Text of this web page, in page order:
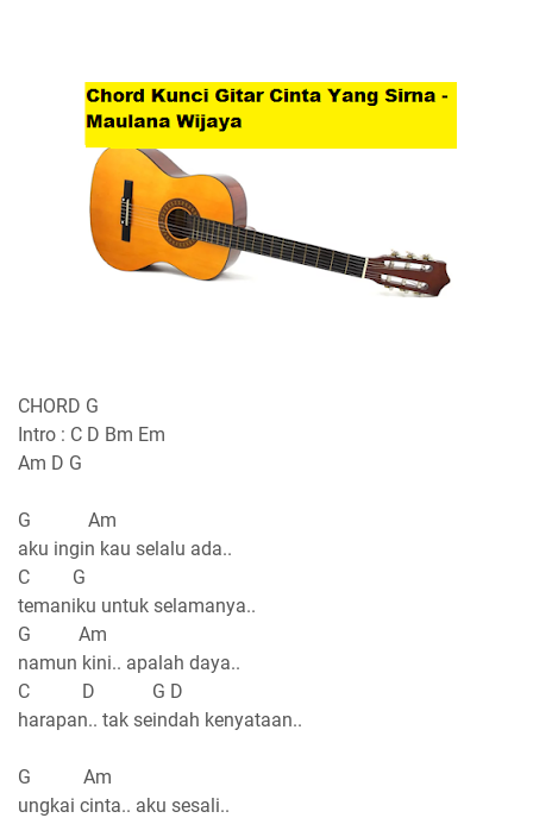
CHORD G
Intro : C D Bm Em
Am D G
G Am
aku ingin kau selalu ada..
C G
temaniku untuk selamanya..
G Am
namun kini.. apalah daya..
C D G D
harapan.. tak seindah kenyataan..
G Am
ungkai cinta.. aku sesali..